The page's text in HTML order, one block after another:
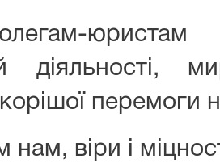
діяльності,
перемоги
нам, віри і